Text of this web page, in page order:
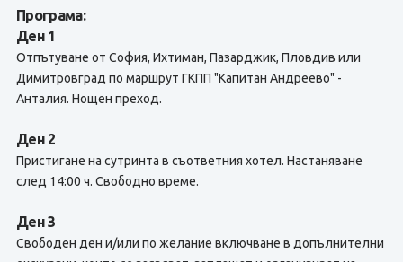
Програма:
Ден 1
Отпътуване от София, Ихтиман, Пазарджик, Пловдив или
Димитровград по маршрут ГКПП "Капитан Андреево" -
Анталия. Нощен преход.
Ден 2
Пристигане на сутринта в съответния хотел. Настаняване
след 14:00 ч. Свободно време.
Ден 3
Свободен ден и/или по желание включване в допълнителни